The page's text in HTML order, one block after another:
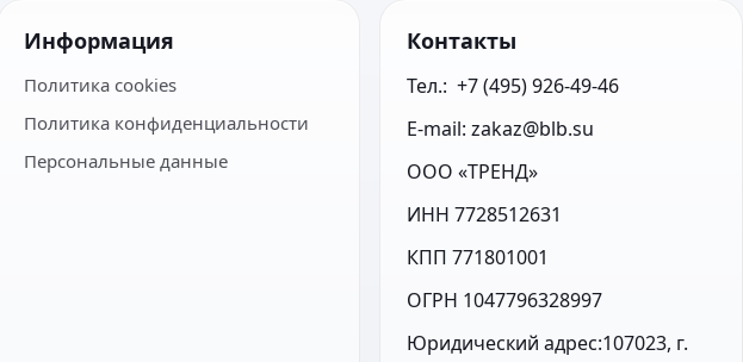
Информация
Политика cookies
Политика конфиденциальности
Персональные данные
Контакты
Тел.:  +7 (495) 926-49-46
E-mail: zakaz@blb.su
ООО «ТРЕНД»
ИНН 7728512631
КПП 771801001
ОГРН 1047796328997
Юридический адрес:107023, г.